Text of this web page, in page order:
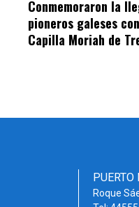
Conmemoraron la
pioneros galeses
Capilla Moriah de
PUERTO
Roque